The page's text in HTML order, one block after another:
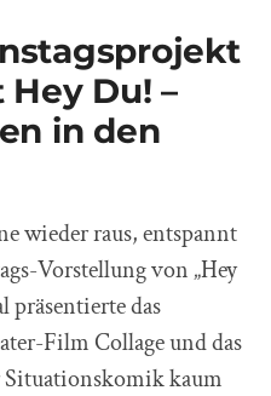
Du! –
in den
wieder raus, entspannt
Vorstellung von „Hey
präsentierte das
Film Collage und das
kaum